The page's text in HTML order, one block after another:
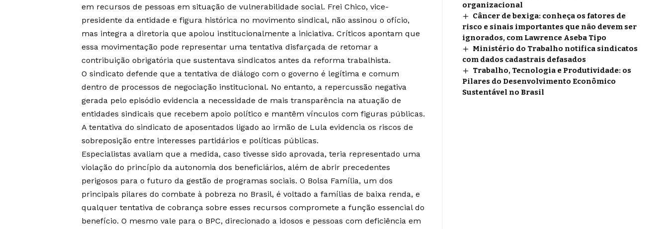
em recursos de pessoas em situação de vulnerabilidade social. Frei Chico, vice-
presidente da entidade e figura histórica no movimento sindical, não assinou o ofício,
mas integra a diretoria que apoiou institucionalmente a iniciativa. Críticos apontam que
essa movimentação pode representar uma tentativa disfarçada de retomar a
contribuição obrigatória que sustentava sindicatos antes da reforma trabalhista.
O sindicato defende que a tentativa de diálogo com o governo é legítima e comum
dentro de processos de negociação institucional. No entanto, a repercussão negativa
gerada pelo episódio evidencia a necessidade de mais transparência na atuação de
entidades sindicais que recebem apoio político e mantêm vínculos com figuras públicas.
A tentativa do sindicato de aposentados ligado ao irmão de Lula evidencia os riscos de
sobreposição entre interesses partidários e políticas públicas.
Especialistas avaliam que a medida, caso tivesse sido aprovada, teria representado uma
violação do princípio da autonomia dos beneficiários, além de abrir precedentes
perigosos para o futuro da gestão de programas sociais. O Bolsa Família, um dos
principais pilares do combate à pobreza no Brasil, é voltado a famílias de baixa renda, e
qualquer tentativa de cobrança sobre esses recursos compromete a função essencial do
benefício. O mesmo vale para o BPC, direcionado a idosos e pessoas com deficiência em
organizacional
Câncer de bexiga: conheça os fatores de
risco e sinais importantes que não devem ser
ignorados, com Lawrence Aseba Tipo
Ministério do Trabalho notifica sindicatos
com dados cadastrais defasados
Trabalho, Tecnologia e Produtividade: os
Pilares do Desenvolvimento Econômico
Sustentável no Brasil